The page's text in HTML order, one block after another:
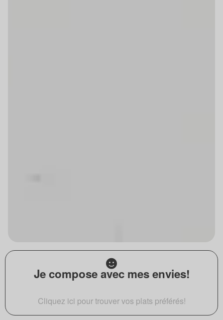
Je compose avec mes envies!
Cliquez ici pour trouver vos plats préférés!